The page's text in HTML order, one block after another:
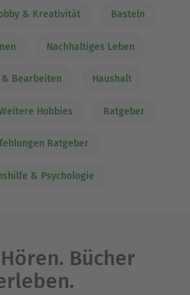
& Kreativität Basteln
Nachhaltiges Leben
Bearbeiten Haushalt
Hobbies Ratgeber
Ratgeber
& Psychologie
Bücher